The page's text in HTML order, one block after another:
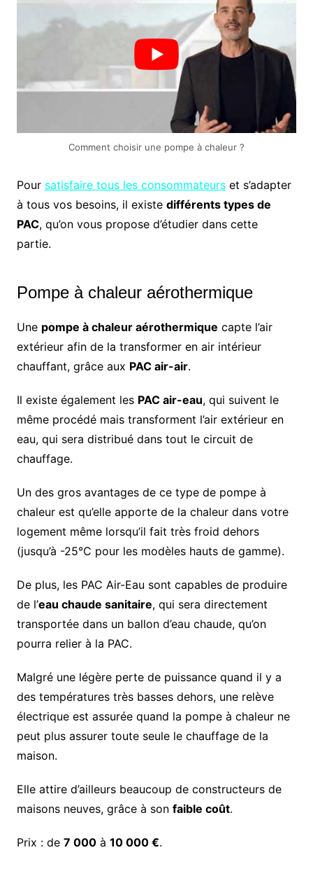
Comment choisir une pompe à chaleur ?
Pour satisfaire tous les consommateurset s’adapter
à tous vos besoins, il existe différents types de
PAC, qu’on vous propose d’étudier dans cette
partie.
Pompe à chaleur aérothermique
Une pompe à chaleur aérothermique capte l’air
extérieur afin de la transformer en air intérieur
chauffant, grâce aux PAC air-air.
Il existe également les PAC air-eau, qui suivent le
même procédé mais transforment l’air extérieur en
eau, qui sera distribué dans tout le circuit de
chauffage.
Un des gros avantages de ce type de pompe à
chaleur est qu’elle apporte de la chaleur dans votre
logement même lorsqu’il fait très froid dehors
(jusqu’à -25°C pour les modèles hauts de gamme).
De plus, les PAC Air-Eau sont capables de produire
de l’eau chaude sanitaire, qui sera directement
transportée dans un ballon d’eau chaude, qu’on
pourra relier à la PAC.
Malgré une légère perte de puissance quand il y a
des températures très basses dehors, une relève
électrique est assurée quand la pompe à chaleur ne
peut plus assurer toute seule le chauffage de la
maison.
Elle attire d’ailleurs beaucoup de constructeurs de
maisons neuves, grâce à son faible coût.
Prix : de 7 000à 10 000 €.